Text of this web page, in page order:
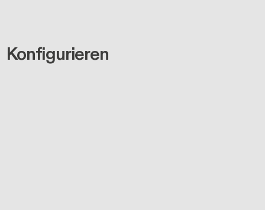
Konfigurieren